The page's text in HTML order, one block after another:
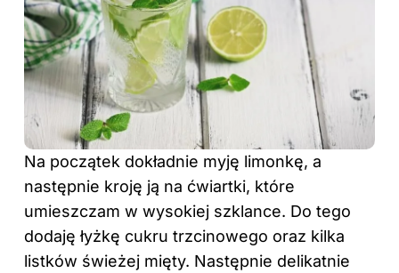
Na początek dokładnie myję limonkę, a
następnie kroję ją na ćwiartki, które
umieszczam w wysokiej szklance. Do tego
dodaję łyżkę cukru trzcinowego oraz kilka
listków świeżej mięty. Następnie delikatnie